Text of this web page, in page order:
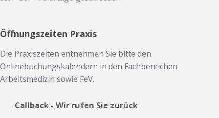
Öffnungszeiten Praxis
Die Praxiszeiten entnehmen Sie bitte den
Onlinebuchungskalendern in den Fachbereichen
Arbeitsmedizin sowie FeV.
Callback - Wir rufen Sie zurück